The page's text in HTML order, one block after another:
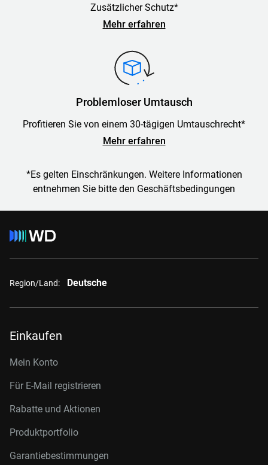
Zusätzlicher Schutz*
Mehr erfahren
Problemloser Umtausch
Profitieren Sie von einem 30-tägigen Umtauschrecht*
Mehr erfahren
*Es gelten Einschränkungen. Weitere Informationen
entnehmen Sie bitte den Geschäftsbedingungen
Region/Land: Deutsche
Einkaufen
Mein Konto
Für E-Mail registrieren
Rabatte und Aktionen
Produktportfolio
Garantiebestimmungen